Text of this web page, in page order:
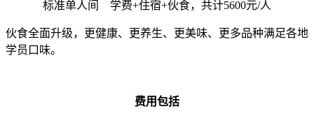
标准单人间 学费+住宿+伙食，共计5600元/人
伙食全面升级，更健康、更养生、更美味、更多品种满足各地
学员口味。
费用包括